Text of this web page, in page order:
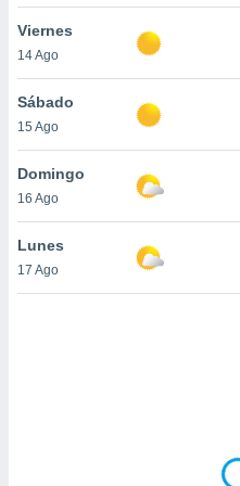
sitio
En
sean
el sitio
ni para
o
Viernes
14 Ago
Sábado
15 Ago
Domingo
16 Ago
Lunes
17 Ago